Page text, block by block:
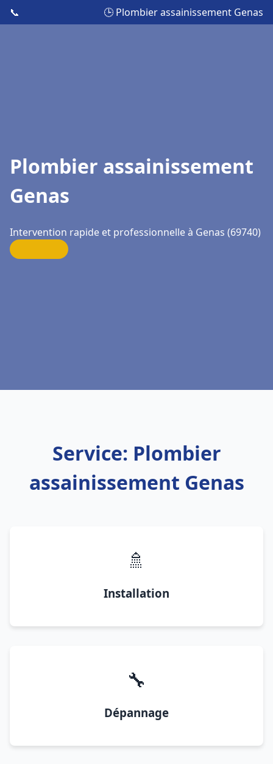
📞 🕒 Plombier assainissement Genas
Plombier assainissement
Genas
Intervention rapide et professionnelle à Genas (69740)
Service: Plombier
assainissement Genas
🚿
Installation
🔧
Dépannage